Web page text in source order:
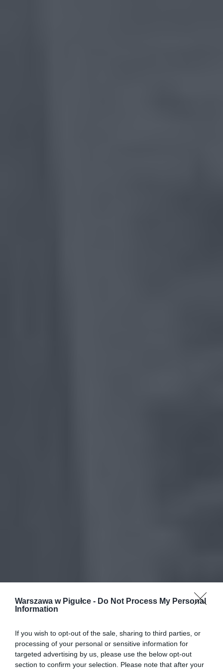
Warszawa w Pigułce - Do Not Process My Personal
Information
If you wish to opt-out of the sale, sharing to third parties, or
processing of your personal or sensitive information for
targeted advertising by us, please use the below opt-out
section to confirm your selection. Please note that after your